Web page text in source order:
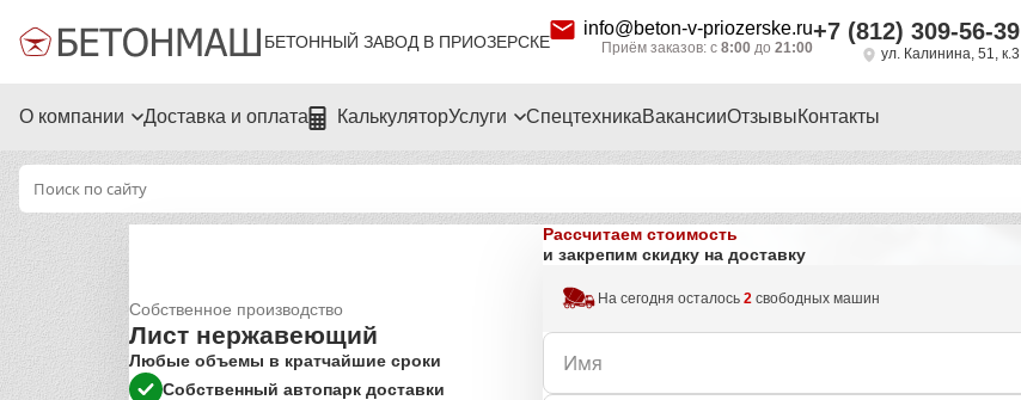
БЕТОННЫЙ ЗАВОД В ПРИОЗЕРСКЕ
info@beton-v-priozerske.ru
Приём заказов: с 8:00 до 21:00
+7 (812) 309-56-39
ул. Калинина, 51, к.3
О компании Доставка и оплата КалькуляторУслуги СпецтехникаВакансииОтзывыКонтакты
Собственное производство
Лист нержавеющий
Любые объемы в кратчайшие сроки
Собственный автопарк доставки
Рассчитаем стоимость
и закрепим скидку на доставку
На сегодня осталось 2свободных машин